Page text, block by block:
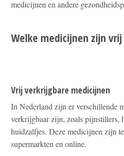
medicijnen en andere
Welke medicijnen zijn
Vrij verkrijgbare medicijnen
In Nederland zijn er verschillende
verkrijgbaar zijn, zoals pijnstillers,
huidzalfjes. Deze medicijnen zijn
supermarkten en online.